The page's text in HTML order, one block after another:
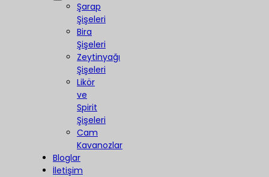
Şarap
Şişeleri
Bira
Şişeleri
Zeytinyağı
Şişeleri
Likör
ve
Spirit
Şişeleri
Cam
Kavanozlar
Bloglar
İletişim